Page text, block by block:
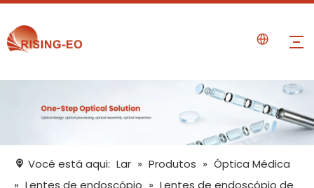
Você está aqui: Lar » Produtos » Óptica Médica